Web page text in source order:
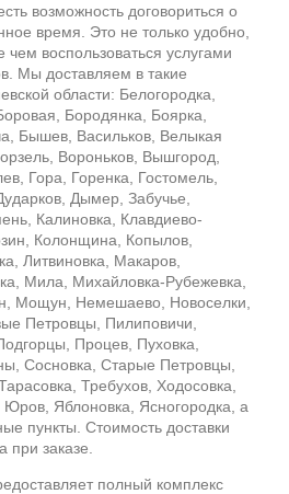
возможность договориться о
время. Это не только удобно,
воспользоваться услугами
Мы доставляем в такие
области: Белогородка,
Бородянка, Боярка,
Бышев, Васильков, Велыкая
Вороньков, Вышгород,
Гора, Горенка, Гостомель,
Дымер, Забучье,
Калиновка, Клавдиево-
Колонщина, Копылов,
Литвиновка, Макаров,
Мила, Михайловка-Рубежевка,
Мощун, Немешаево, Новоселки,
Петровцы, Пилиповичи,
Процев, Пуховка,
Сосновка, Старые Петровцы,
Требухов, Ходосовка,
Юров, Яблоновка, Ясногородка, а
пункты. Стоимость доставки
при заказе.
полный комплекс